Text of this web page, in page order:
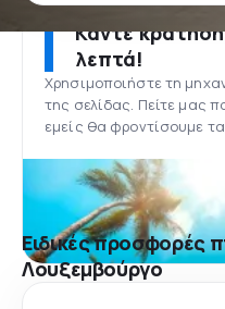
Κάντε
λεπτά!
Χρησιμοποιήστε τη
της σελίδας. Πείτε μας
εμείς θα φροντίσουμε
Ειδικές προσφορές
Λουξεμβούργο